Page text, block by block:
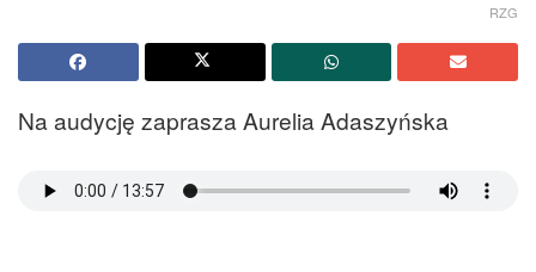
RZG
Na audycję zaprasza Aurelia Adaszyńska